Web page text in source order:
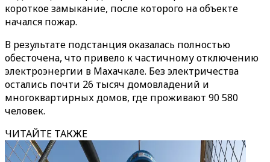
короткое замыкание, после которого на объекте
начался пожар.
В результате подстанция оказалась полностью
обесточена, что привело к частичному отключению
электроэнергии в Махачкале. Без электричества
остались почти 26 тысяч домовладений и
многоквартирных домов, где проживают 90 580
человек.
ЧИТАЙТЕ ТАКЖЕ